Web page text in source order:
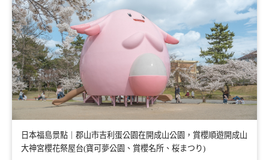
日本福島景點｜郡山市吉利蛋公園在開成山公園，賞櫻順遊開成山
大神宮櫻花祭屋台(寶可夢公園、賞櫻名所、桜まつり)